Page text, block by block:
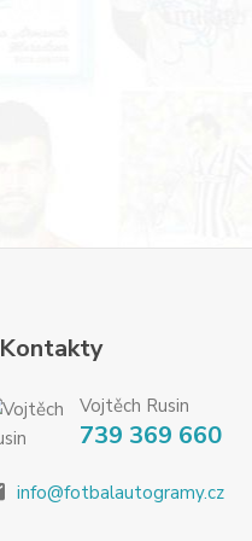
Kontakty
Vojtěch Rusin
739 369 660
info@fotbalautogramy.cz